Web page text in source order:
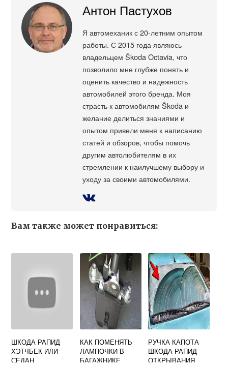
Антон Пастухов
Я автомеханик с 20-летним опытом
работы. С 2015 года являюсь
владельцем Škoda Octavia, что
позволило мне глубже понять и
оценить качество и надежность
автомобилей этого бренда. Моя
страсть к автомобилям Škoda и
желание делиться знаниями и
опытом привели меня к написанию
статей и обзоров, чтобы помочь
другим автолюбителям в их
стремлении к наилучшему выбору и
уходу за своими автомобилями.
Вам также может понравиться:
ШКОДА РАПИД
ХЭТЧБЕК ИЛИ
СЕДАН
КАК ПОМЕНЯТЬ
ЛАМПОЧКИ В
БАГАЖНИКЕ
РУЧКА КАПОТА
ШКОДА РАПИД
ОТКРЫВАНИЯ